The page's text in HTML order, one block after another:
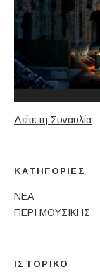
Δείτε τη Συναυλία
ΚΑΤΗΓΟΡΊΕΣ
ΝΕΑ
ΠΕΡΙ ΜΟΥΣΙΚΗΣ
ΙΣΤΟΡΙΚΌ